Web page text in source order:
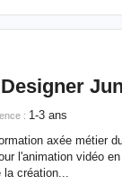
: 1-3 ans
axée métier
l'animation vidéo
la création...